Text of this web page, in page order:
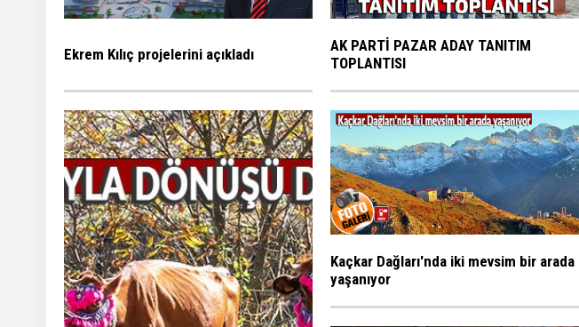
Ekrem Kılıç projelerini açıkladı
AK PARTİ PAZAR ADAY TANITIM
TOPLANTISI
Kaçkar Dağları'nda iki mevsim bir arada
yaşanıyor